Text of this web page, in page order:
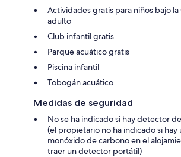
Actividades gratis para niños bajo
adulto
Club infantil gratis
Parque acuático gratis
Piscina infantil
Tobogán acuático
Medidas de seguridad
No se ha indicado si hay detector
(el propietario no ha indicado si
monóxido de carbono en el
traer un detector portátil)